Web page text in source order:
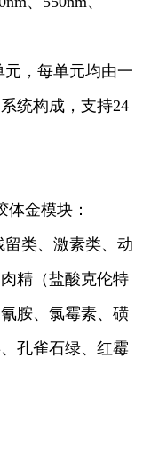
元，每单元均由一
统构成，支持24
体金模块：
类、激素类、动
精（盐酸克伦特
胺、氯霉素、磺
孔雀石绿、红霉